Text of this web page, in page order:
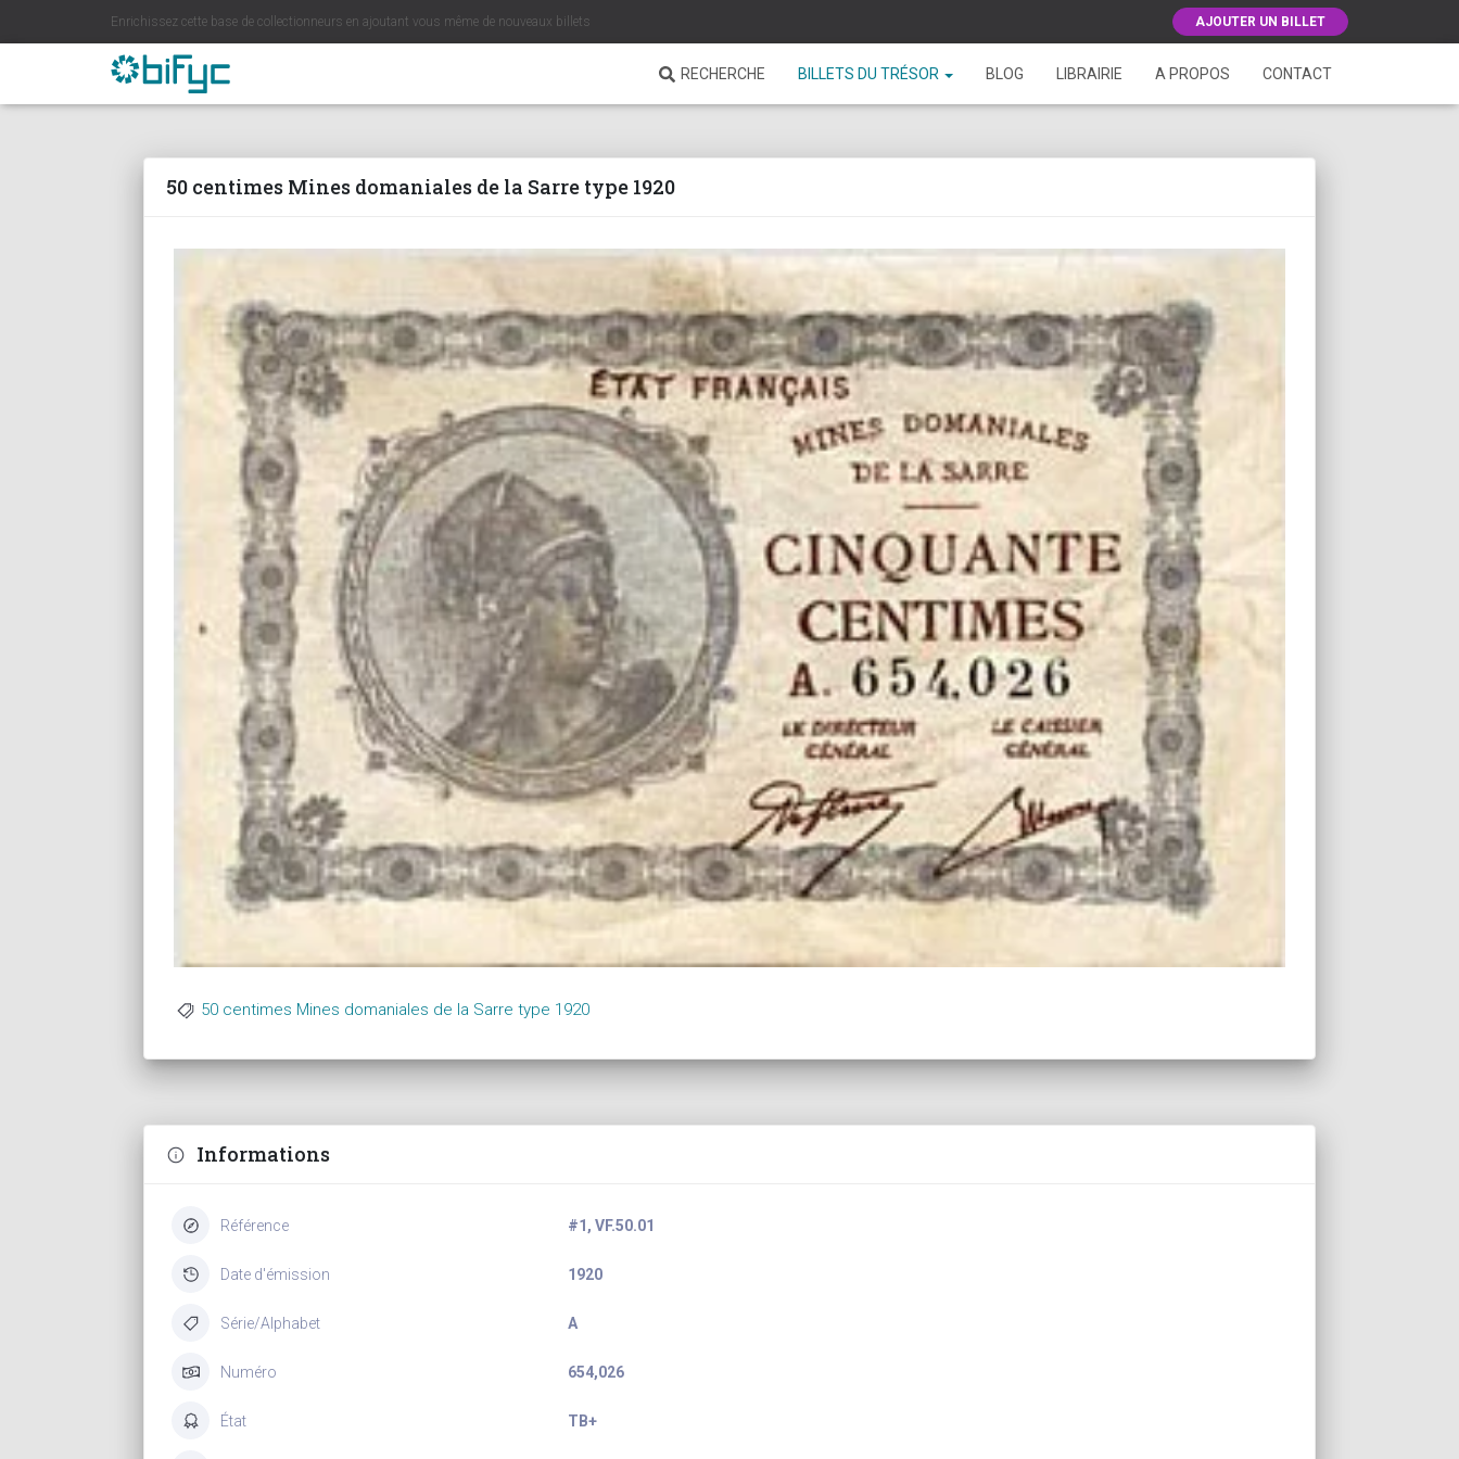
Enrichissez cette base de collectionneurs en ajoutant vous même de nouveaux billets AJOUTER UN BILLET
RECHERCHE BILLETS DU TRÉSOR BLOG LIBRAIRIE A PROPOS CONTACT
50 centimes Mines domaniales de la Sarre type 1920
50 centimes Mines domaniales de la Sarre type 1920
Informations
Référence #1, VF.50.01
Date d'émission 1920
Série/Alphabet A
Numéro 654,026
État TB+